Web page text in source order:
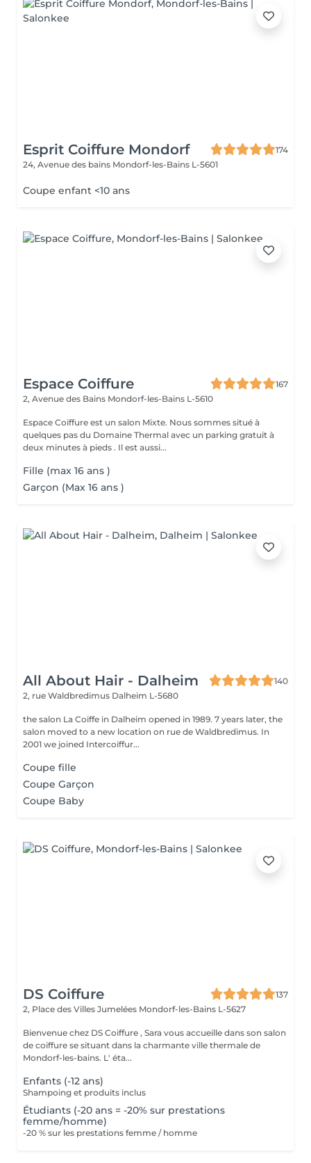
Esprit Coiffure Mondorf
174
24, Avenue des bains Mondorf-les-Bains L-5601
Coupe enfant <10 ans
Espace Coiffure
167
2, Avenue des Bains Mondorf-les-Bains L-5610
Espace Coiffure est un salon Mixte. Nous sommes situé à
quelques pas du Domaine Thermal avec un parking gratuit à
deux minutes à pieds . Il est aussi...
Fille (max 16 ans )
Garçon (Max 16 ans )
All About Hair - Dalheim
140
2, rue Waldbredimus Dalheim L-5680
the salon La Coiffe in Dalheim opened in 1989. 7 years later, the
salon moved to a new location on rue de Waldbredimus. In
2001 we joined Intercoiffur...
Coupe fille
Coupe Garçon
Coupe Baby
DS Coiffure
137
2, Place des Villes Jumelées Mondorf-les-Bains L-5627
Bienvenue chez DS Coiffure , Sara vous accueille dans son salon
de coiffure se situant dans la charmante ville thermale de
Mondorf-les-bains. L' éta...
Enfants (-12 ans)
Shampoing et produits inclus
Étudiants (-20 ans = -20% sur prestations
femme/homme)
-20 % sur les prestations femme / homme